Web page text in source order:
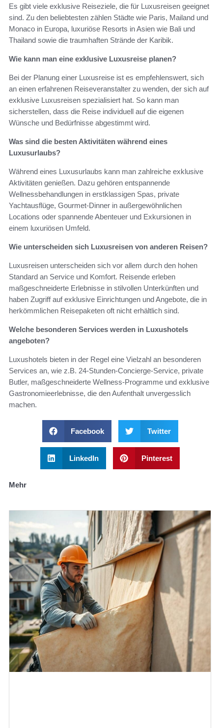
Es gibt viele exklusive Reiseziele, die für Luxusreisen geeignet
sind. Zu den beliebtesten zählen Städte wie Paris, Mailand und
Monaco in Europa, luxuriöse Resorts in Asien wie Bali und
Thailand sowie die traumhaften Strände der Karibik.
Wie kann man eine exklusive Luxusreise planen?
Bei der Planung einer Luxusreise ist es empfehlenswert, sich
an einen erfahrenen Reiseveranstalter zu wenden, der sich auf
exklusive Luxusreisen spezialisiert hat. So kann man
sicherstellen, dass die Reise individuell auf die eigenen
Wünsche und Bedürfnisse abgestimmt wird.
Was sind die besten Aktivitäten während eines
Luxusurlaubs?
Während eines Luxusurlaubs kann man zahlreiche exklusive
Aktivitäten genießen. Dazu gehören entspannende
Wellnessbehandlungen in erstklassigen Spas, private
Yachtausflüge, Gourmet-Dinner in außergewöhnlichen
Locations oder spannende Abenteuer und Exkursionen in
einem luxuriösen Umfeld.
Wie unterscheiden sich Luxusreisen von anderen Reisen?
Luxusreisen unterscheiden sich vor allem durch den hohen
Standard an Service und Komfort. Reisende erleben
maßgeschneiderte Erlebnisse in stilvollen Unterkünften und
haben Zugriff auf exklusive Einrichtungen und Angebote, die in
herkömmlichen Reisepaketen oft nicht erhältlich sind.
Welche besonderen Services werden in Luxushotels
angeboten?
Luxushotels bieten in der Regel eine Vielzahl an besonderen
Services an, wie z.B. 24-Stunden-Concierge-Service, private
Butler, maßgeschneiderte Wellness-Programme und exklusive
Gastronomieerlebnisse, die den Aufenthalt unvergesslich
machen.
Facebook Twitter
LinkedIn Pinterest
Mehr